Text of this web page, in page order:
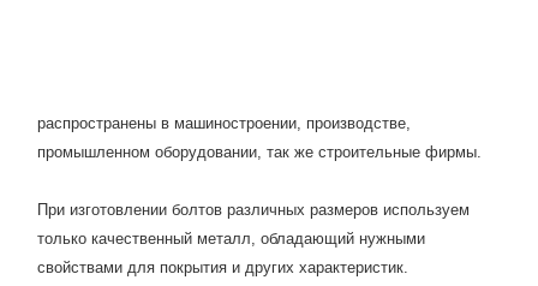
распространены в машиностроении, производстве,
промышленном оборудовании, так же строительные фирмы.
При изготовлении болтов различных размеров используем
только качественный металл, обладающий нужными
свойствами для покрытия и других характеристик.